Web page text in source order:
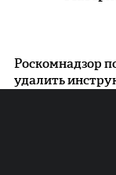
Роскомнадзор
удалить